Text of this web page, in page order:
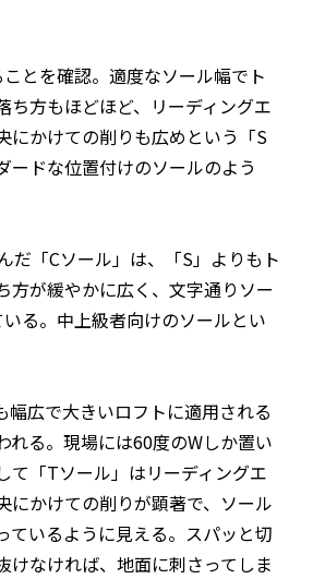
とを確認。適度なソール幅でト
ち方もほどほど、リーディングエ
にかけての削りも広めという「S
ードな位置付けのソールのよう
だ「Cソール」は、「S」よりもト
方が緩やかに広く、文字通りソー
る。中上級者向けのソールとい
幅広で大きいロフトに適用される
れる。現場には60度のWしか置い
て「Tソール」はリーディングエ
にかけての削りが顕著で、ソール
ているように見える。スパッと切
けなければ、地面に刺さってしま